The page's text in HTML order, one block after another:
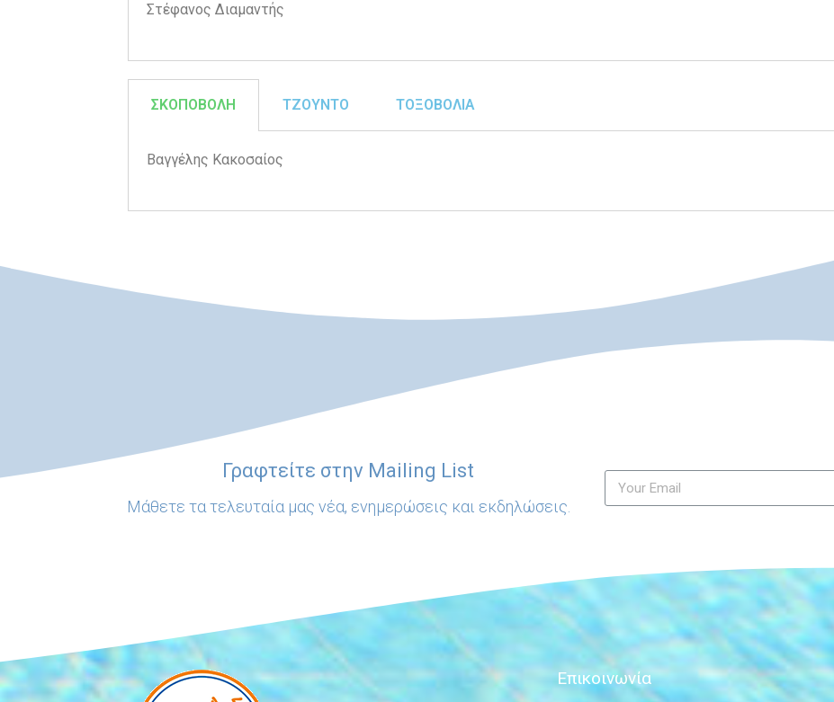
Στέφανος Διαμαντής
ΣΚΟΠΟΒΟΛΗ ΤΖΟΥΝΤΟ ΤΟΞΟΒΟΛΙΑ
Βαγγέλης Κακοσαίος
Γραφτείτε στην Mailing List
Μάθετε τα τελευταία μας νέα, ενημερώσεις και εκδηλώσεις.
Επικοινωνία